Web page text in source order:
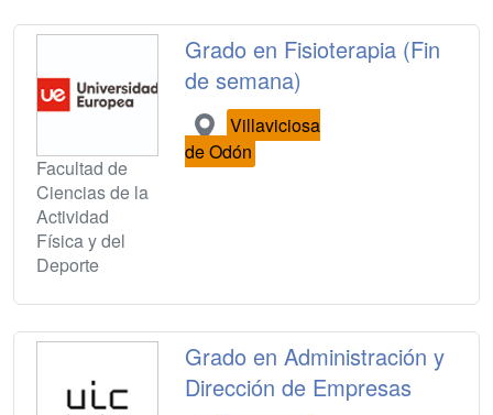
Facultad de
Ciencias de la
Actividad
Física y del
Deporte
Grado en Fisioterapia (Fin
de semana)
Villaviciosa
de Odón
Grado en Administración y
Dirección de Empresas